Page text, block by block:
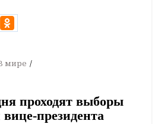
мире
проходят выборы
президента